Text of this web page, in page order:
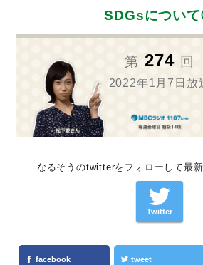
SDGsについ
第 274 回
2022年1月7日放
なるそうのtwitterをフォローして最
Twitter
facebook tweet